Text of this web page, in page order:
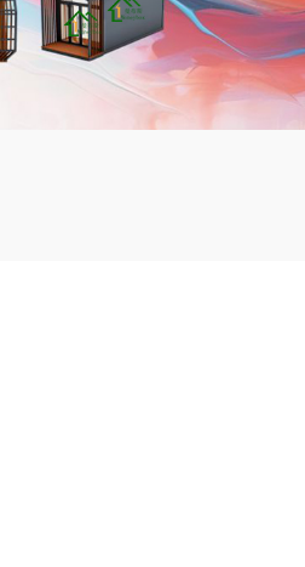
mbshou
se.com